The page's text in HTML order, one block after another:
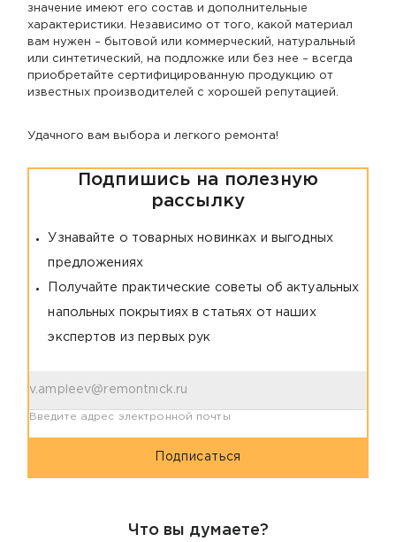
значение имеют его состав и дополнительные
характеристики. Независимо от того, какой материал
вам нужен – бытовой или коммерческий, натуральный
или синтетический, на подложке или без нее – всегда
приобретайте сертифицированную продукцию от
известных производителей с хорошей репутацией.
Удачного вам выбора и легкого ремонта!
Подпишись на полезную
рассылку
Узнавайте о товарных новинках и выгодных
предложениях
Получайте практические советы об актуальных
напольных покрытиях в статьях от наших
экспертов из первых рук
Введите адрес электронной почты
Подписаться
Что вы думаете?